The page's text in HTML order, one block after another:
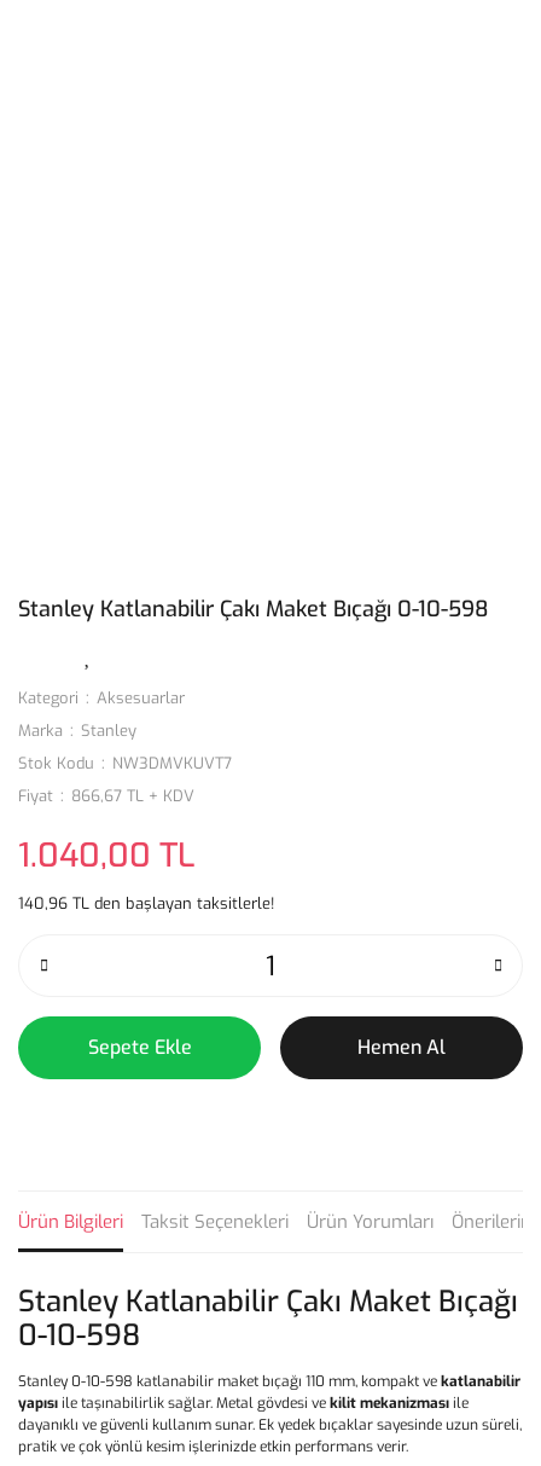
Stanley Katlanabilir Çakı Maket Bıçağı 0-10-598
Kategori
Aksesuarlar
Marka
Stanley
Stok Kodu
NW3DMVKUVT7
Fiyat
866,67 TL + KDV
1.040,00 TL
140,96 TL den başlayan taksitlerle!
Sepete Ekle Hemen Al
Ürün Bilgileri Taksit Seçenekleri Ürün Yorumları
Stanley Katlanabilir Çakı Maket Bıçağı
0-10-598
Stanley 0-10-598 katlanabilir maket bıçağı 110 mm, kompakt vekatlanabilir
yapısı ile taşınabilirlik sağlar. Metal gövdesi vekilit mekanizması ile
dayanıklı ve güvenli kullanım sunar. Ek yedek bıçaklar sayesinde uzun süreli,
pratik ve çok yönlü kesim işlerinizde etkin performans verir.